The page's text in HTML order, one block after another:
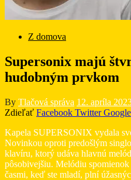
Z domova
Supersonix majú
hudobným prvkom
By Tlačová správa 12. apríla
Zdieľať Facebook Twitter
Kapela SUPERSONIX vydala
Novinkou oproti predošlým
klavíru, ktorý udáva hlavnú
pôsobivejšiu. Melódiu spomienok
časmi, keď ste mladí, plní